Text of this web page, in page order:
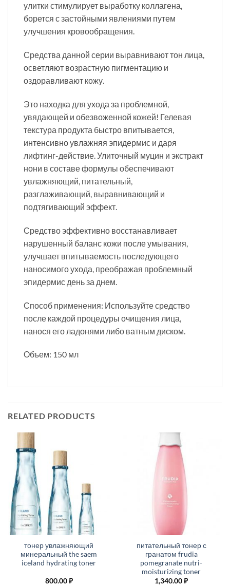
улитки стимулирует выработку коллагена,
борется с застойными явлениями путем
улучшения кровообращения.
Средства данной серии выравнивают тон лица,
осветляют возрастную пигментацию и
оздоравливают кожу.
Это находка для ухода за проблемной,
увядающей и обезвоженной кожей! Гелевая
текстура продукта быстро впитывается,
интенсивно увлажняя эпидермис и даря
лифтинг-действие. Улиточный муцин и экстракт
нони в составе формулы обеспечивают
увлажняющий, питательный,
разглаживающий, выравнивающий и
подтягивающий эффект.
Средство эффективно восстанавливает
нарушенный баланс кожи после умывания,
улучшает впитываемость последующего
наносимого ухода, преображая проблемный
эпидермис день за днем.
Способ применения: Используйте средство
после каждой процедуры очищения лица,
нанося его ладонями либо ватным диском.
Объем: 150 мл
RELATED PRODUCTS
тонер увлажняющий
минеральный the saem
iceland hydrating toner
800.00₽
питательный тонер с
гранатом frudia
pomegranate nutri-
moisturizing toner
1,340.00₽